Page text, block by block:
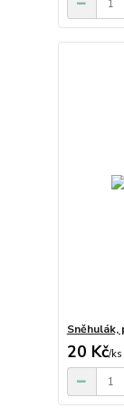
Sněhulák,
20 Kč/ks